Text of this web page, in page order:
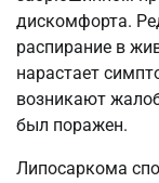
дискомфорта.
распирание в
нарастает
возникают
был поражен.
Липосаркома